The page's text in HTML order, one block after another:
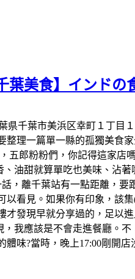
葉美食】インド
千葉市美浜区幸町１丁目
理一篇單一縣的孤獨美食
五郎粉粉們，你記得這家
油甜就算單吃也美味、沾
，離千葉站有一點距離，
看見。如果你有印象，該
發現早就分享過的，足以
我應該是不會走進餐廳。
味?當時，晚上17:00剛開